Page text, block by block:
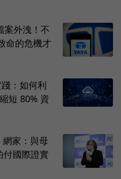
案外洩！不
命的危機才
：如何利
短 80% 資
家：與母
付國際證實